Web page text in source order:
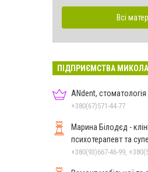
Всі
ПІДПРИЄМСТВА
ANdent, стоматологія
+380(67)571-44-77
Марина Білодєд -
психотерапевт та
+380(93)667-46-99,